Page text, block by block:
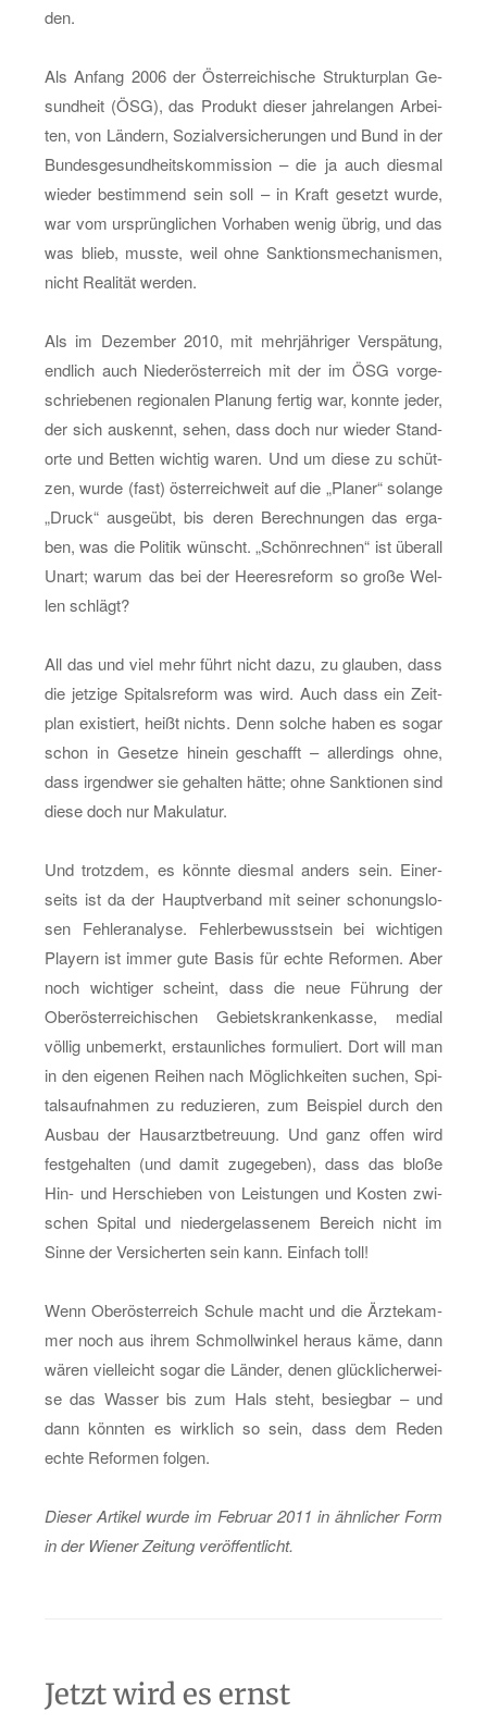
den.
Als An­fang 2006 der Ös­ter­rei­chi­sche Struk­tur­plan Ge­
sund­heit (ÖSG), das Pro­dukt die­ser jah­re­lan­gen Ar­bei­
ten, von Län­dern, So­zi­al­ver­si­che­run­gen und Bund in der
Bun­des­ge­sund­heits­kom­mis­si­on – die ja auch dies­mal
wie­der be­stim­mend sein soll – in Kraft ge­setzt wurde,
war vom ur­sprüng­li­chen Vor­ha­ben wenig übrig, und das
was blieb, muss­te, weil ohne Sank­ti­ons­me­cha­nis­men,
nicht Rea­li­tät wer­den.
Als im De­zem­ber 2010, mit mehr­jäh­ri­ger Ver­spä­tung,
end­lich auch Nie­der­ös­ter­reich mit der im ÖSG vor­ge­
schrie­be­nen re­gio­na­len Pla­nung fer­tig war, konn­te jeder,
der sich aus­kennt, sehen, dass doch nur wie­der Stand­
or­te und Bet­ten wich­tig waren. Und um diese zu schüt­
zen, wurde (fast) ös­ter­reich­weit auf die „Pla­ner“ so­lan­ge
„Druck“ aus­ge­übt, bis deren Be­rech­nun­gen das er­ga­
ben, was die Po­li­tik wünscht. „Schön­rech­nen“ ist über­all
Unart; warum das bei der Hee­res­re­form so große Wel­
len schlägt?
All das und viel mehr führt nicht dazu, zu glau­ben, dass
die jet­zi­ge Spi­tals­re­form was wird. Auch dass ein Zeit­
plan exis­tiert, heißt nichts. Denn sol­che haben es sogar
schon in Ge­set­ze hin­ein ge­schafft – al­ler­dings ohne,
dass ir­gend­wer sie ge­hal­ten hätte; ohne Sank­tio­nen sind
diese doch nur Ma­ku­la­tur.
Und trotz­dem, es könn­te dies­mal an­ders sein. Ei­ner­
seits ist da der Haupt­ver­band mit sei­ner scho­nungs­lo­
sen Feh­ler­ana­ly­se. Feh­ler­be­wusst­sein bei wich­ti­gen
Play­ern ist immer gute Basis für echte Re­for­men. Aber
noch wich­ti­ger scheint, dass die neue Füh­rung der
Ober­ös­ter­rei­chi­schen Ge­biets­kran­ken­kas­se, me­di­al
völ­lig un­be­merkt, er­staun­li­ches for­mu­liert. Dort will man
in den ei­ge­nen Rei­hen nach Mög­lich­kei­ten su­chen, Spi­
tals­auf­nah­men zu re­du­zie­ren, zum Bei­spiel durch den
Aus­bau der Haus­arzt­be­treu­ung. Und ganz offen wird
fest­ge­hal­ten (und damit zu­ge­ge­ben), dass das bloße
Hin- und Her­schie­ben von Leis­tun­gen und Kos­ten zwi­
schen Spi­tal und nie­der­ge­las­se­nem Be­reich nicht im
Sinne der Ver­si­cher­ten sein kann. Ein­fach toll!
Wenn Ober­ös­ter­reich Schu­le macht und die Ärz­te­kam­
mer noch aus ihrem Schmoll­win­kel her­aus käme, dann
wären viel­leicht sogar die Län­der, denen glück­li­cher­wei­
se das Was­ser bis zum Hals steht, be­sieg­bar – und
dann könn­ten es wirk­lich so sein, dass dem Reden
echte Re­for­men fol­gen.
Die­ser Ar­ti­kel wurde im Fe­bru­ar 2011 in ähn­li­cher Form
in der Wie­ner Zei­tung ver­öf­fent­licht.
Jetzt wird es ernst